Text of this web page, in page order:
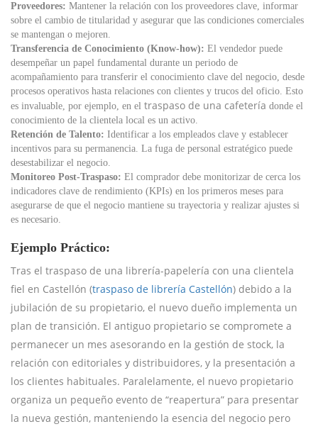
Proveedores: Mantener la relación con los proveedores clave, informar
sobre el cambio de titularidad y asegurar que las condiciones comerciales
se mantengan o mejoren.
Transferencia de Conocimiento (Know-how): El vendedor puede
desempeñar un papel fundamental durante un periodo de
acompañamiento para transferir el conocimiento clave del negocio, desde
procesos operativos hasta relaciones con clientes y trucos del oficio. Esto
es invaluable, por ejemplo, en el traspaso de una cafetería donde el
conocimiento de la clientela local es un activo.
Retención de Talento: Identificar a los empleados clave y establecer
incentivos para su permanencia. La fuga de personal estratégico puede
desestabilizar el negocio.
Monitoreo Post-Traspaso: El comprador debe monitorizar de cerca los
indicadores clave de rendimiento (KPIs) en los primeros meses para
asegurarse de que el negocio mantiene su trayectoria y realizar ajustes si
es necesario.
Ejemplo Práctico:
Tras el traspaso de una librería-papelería con una clientela
fiel en Castellón (traspaso de librería Castellón) debido a la
jubilación de su propietario, el nuevo dueño implementa un
plan de transición. El antiguo propietario se compromete a
permanecer un mes asesorando en la gestión de stock, la
relación con editoriales y distribuidores, y la presentación a
los clientes habituales. Paralelamente, el nuevo propietario
organiza un pequeño evento de “reapertura” para presentar
la nueva gestión, manteniendo la esencia del negocio pero